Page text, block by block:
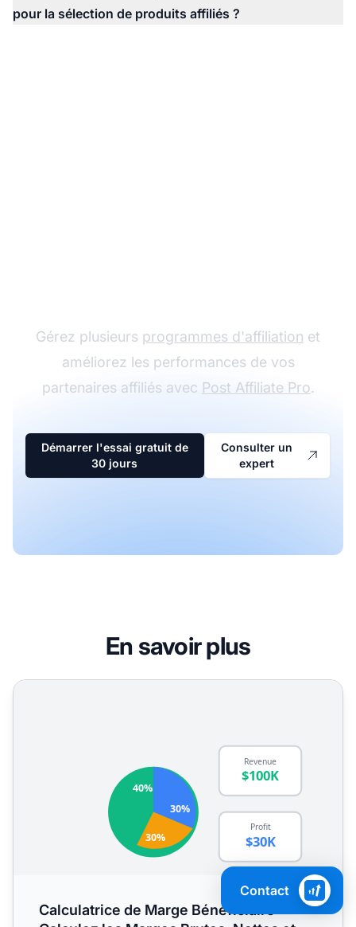
pour la sélection de produits affiliés ?
Gérez plusieurs programmes d'affiliation et
améliorez les performances de vos
partenaires affiliés avec Post Affiliate Pro.
Démarrer l'essai gratuit de
30 jours
Consulter un
expert
En savoir plus
Calculatrice de Marge Bénéficiaire - Calculez les Marges
Calculatrice de Marge Bénéficiaire -
Contact